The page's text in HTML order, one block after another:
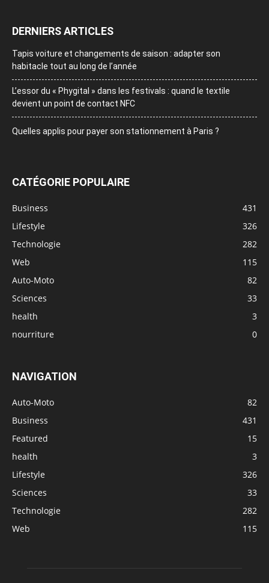
DERNIERS ARTICLES
Tapis voiture et changements de saison : adapter son
habitacle tout au long de l’année
L’essor du « Phygital » dans les festivals : quand le textile
devient un point de contact NFC
Quelles applis pour payer son stationnement à Paris ?
CATÉGORIE POPULAIRE
Business
431
Lifestyle
326
Technologie
282
Web
115
Auto-Moto
82
Sciences
33
health
3
nourriture
0
NAVIGATION
Auto-Moto
82
Business
431
Featured
15
health
3
Lifestyle
326
Sciences
33
Technologie
282
Web
115